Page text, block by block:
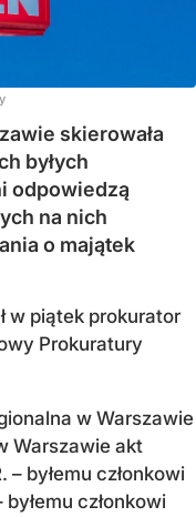
skierowała
byłych
odpowiedzą
na nich
o majątek
w piątek prokurator
Prokuratury
w Warszawie
Warszawie akt
byłemu członkowi
członkowi